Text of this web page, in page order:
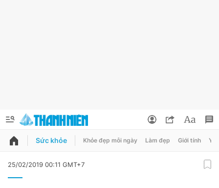
QUẢNG CÁO ĐẶT BÁO
Sức khỏe Khỏe đẹp mỗi ngày Làm đẹp Giới tính Y
25/02/2019 00:11 GMT+7